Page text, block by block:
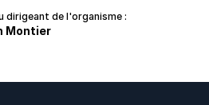
dirigeant de l'organisme :
Montier